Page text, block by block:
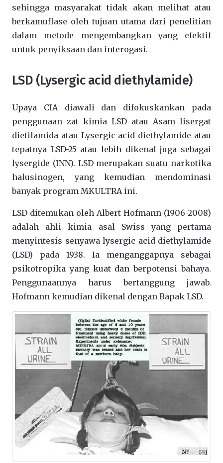
sehingga masyarakat tidak akan melihat atau
berkamuflase oleh tujuan utama dari penelitian
dalam metode mengembangkanyang efektif
untuk penyiksaan dan interogasi.
LSD (Lysergic acid diethylamide)
Upaya CIA diawali dan difokuskankan pada
penggunaan zat kimia LSD atau Asam lisergat
dietilamida atau Lysergic acid diethylamide atau
tepatnya LSD-25 atau lebih dikenal juga sebagai
lysergide (INN). LSD merupakan suatu narkotika
halusinogen, yang kemudian mendominasi
banyak program MKULTRA ini.
LSD ditemukan oleh Albert Hofmann (1906-2008)
adalah ahli kimia asal Swiss yang pertama
menyintesis senyawa lysergic acid diethylamide
(LSD) pada 1938. Ia menganggapnya sebagai
psikotropika yang kuat dan berpotensi bahaya.
Penggunaannya harus bertanggung jawab.
Hofmann kemudian dikenal dengan Bapak LSD.